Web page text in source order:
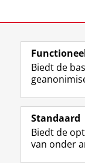
View this page in:
Studiekiezers
Biedt de
Standaard
Biedt de
van onder